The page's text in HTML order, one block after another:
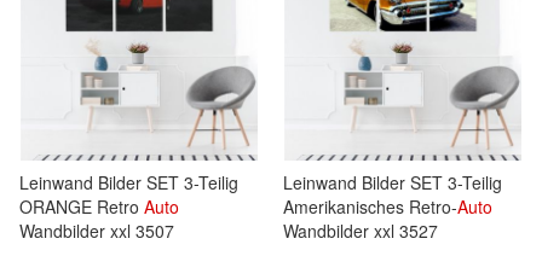
Leinwand Bilder SET 3-Teilig
ORANGE Retro Auto
Wandbilder xxl 3507
Leinwand Bilder SET 3-Teilig
Amerikanisches Retro-Auto
Wandbilder xxl 3527